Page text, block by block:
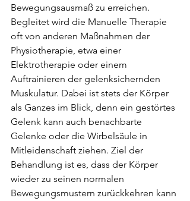
Bewegungsausmaß zu erreichen.
Begleitet wird die Manuelle Therapie
oft von anderen Maßnahmen der
Physiotherapie, etwa einer
Elektrotherapie oder einem
Auftrainieren der gelenksichernden
Muskulatur. Dabei ist stets der Körper
als Ganzes im Blick, denn ein gestörtes
Gelenk kann auch benachbarte
Gelenke oder die Wirbelsäule in
Mitleidenschaft ziehen. Ziel der
Behandlung ist es, dass der Körper
wieder zu seinen normalen
Bewegungsmustern zurückkehren kann